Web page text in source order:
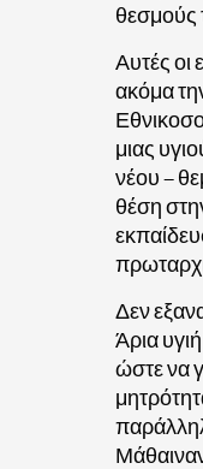
θεσμούς
Αυτές οι
ακόμα
μιας
νέου –
θέση
Δεν
Άρια
ώστε να